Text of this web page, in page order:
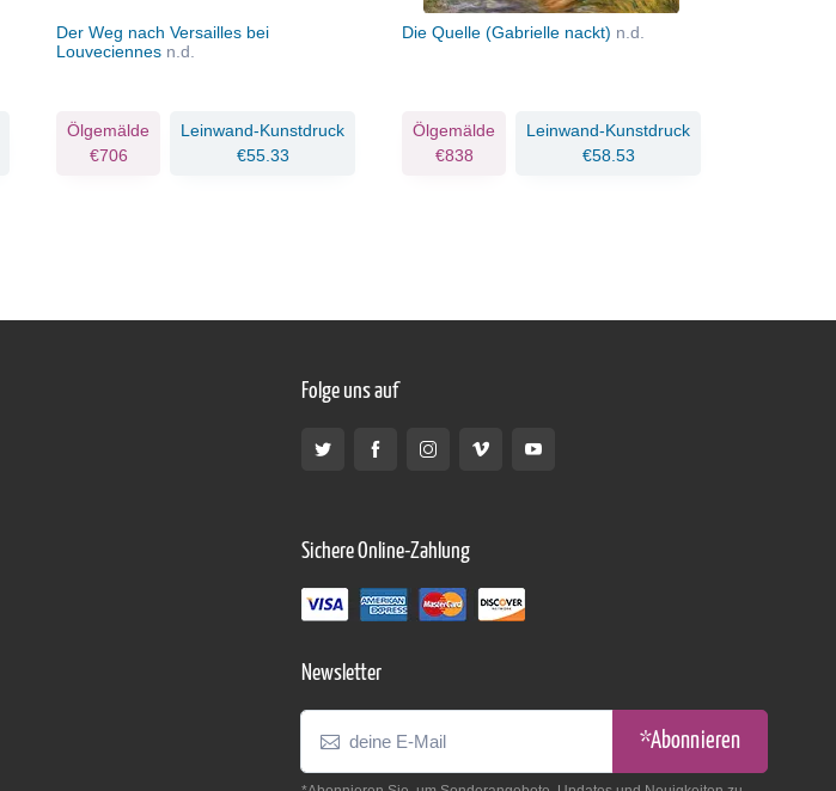
Der Weg nach Versailles bei
Louveciennes n.d.
Ölgemälde
€706
Leinwand-Kunstdruck
€55.33
Die Quelle (Gabrielle nackt) n.d.
Ölgemälde
€838
Leinwand-Kunstdruck
€58.53
Folge uns auf
Sichere Online-Zahlung
Newsletter
*Abonnieren